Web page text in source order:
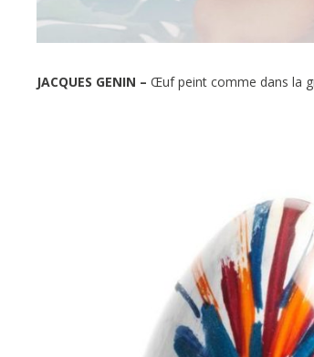
JACQUES GENIN – Œuf peint comme dans la